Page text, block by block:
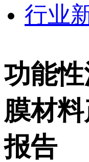
行业
功能
膜材
报告